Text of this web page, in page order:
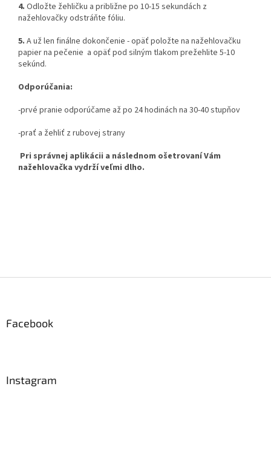
4. Odložte žehličku a približne po 10-15 sekundách z
nažehlovačky odstráňte fóliu.
5. A už len finálne dokončenie - opäť položte na nažehlovačku
papier na pečenie a opäť pod silným tlakom prežehlite 5-10
sekúnd.
Odporúčania:
-prvé pranie odporúčame až po 24 hodinách na 30-40 stupňov
-prať a žehliť z rubovej strany
Pri správnej aplikácii a následnom ošetrovaní Vám
nažehlovačka vydrží veľmi dlho.
Facebook
Instagram